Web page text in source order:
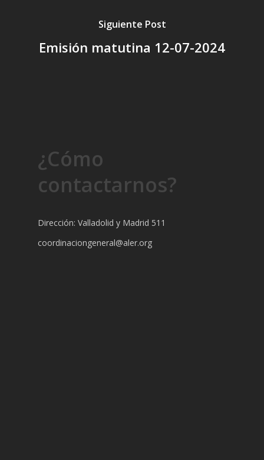
Siguiente Post
Emisión matutina 12-07-2024
¿Cómo
contactarnos?
Dirección: Valladolid y Madrid 511
coordinaciongeneral@aler.org